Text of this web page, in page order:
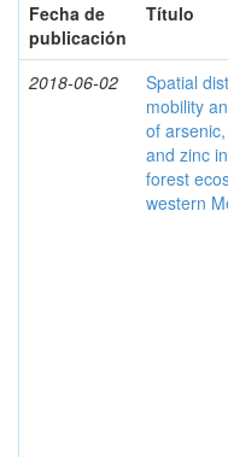
Fecha de
publicación
Título
2018-06-02
Spatial
mobility
of
and zinc
forest
western